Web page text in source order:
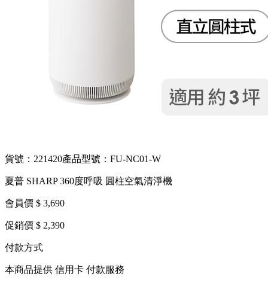
貨號：221420產品型號：FU-NC01-W
夏普 SHARP 360度呼吸 圓柱空氣清淨機
會員價 $ 3,690
促銷價 $ 2,390
付款方式
本商品提供 信用卡 付款服務